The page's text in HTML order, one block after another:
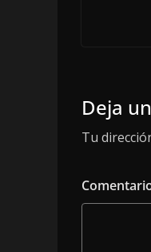
Deja
Tu